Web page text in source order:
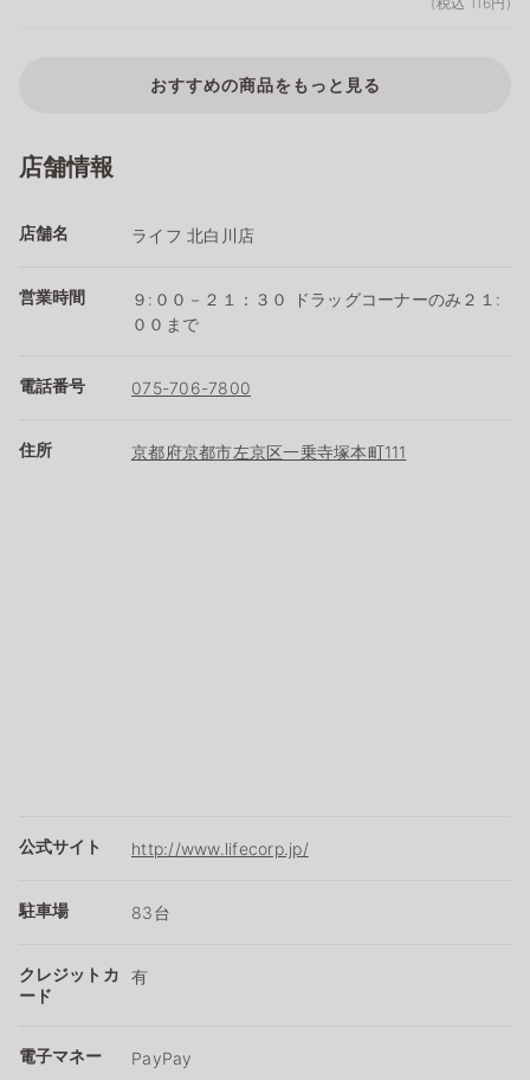
おすすめの商品をもっと見る
店舗情報
店舗名 ライフ 北白川店
営業時間
９:００－２１：３０ ドラッグコーナーのみ２１:
００まで
電話番号 075-706-7800
住所 京都府京都市左京区一乗寺塚本町111
公式サイト http://www.lifecorp.jp/
駐車場 83台
クレジットカ
ード
有
電子マネー PayPay